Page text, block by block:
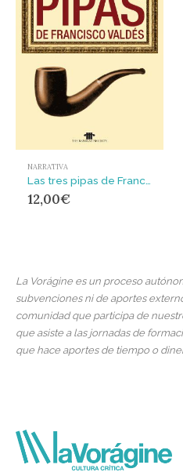
NARRATIVA
12,00€
La Vorágine es un proceso
subvenciones ni de aportes
comunidad que participa de
que asiste a las jornadas de
que hace aportes de tiempo o